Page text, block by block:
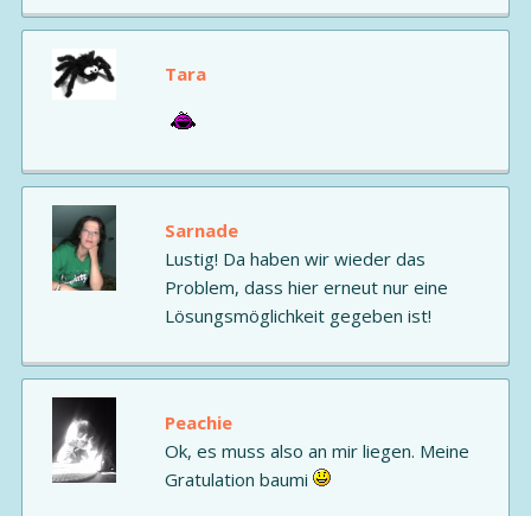
Tara
Sarnade
Lustig! Da haben wir wieder das
Problem, dass hier erneut nur eine
Lösungsmöglichkeit gegeben ist!
Peachie
Ok, es muss also an mir liegen. Meine
Gratulation baumi